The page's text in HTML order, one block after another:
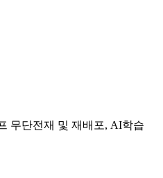
무단전재 및 재배포, AI학습